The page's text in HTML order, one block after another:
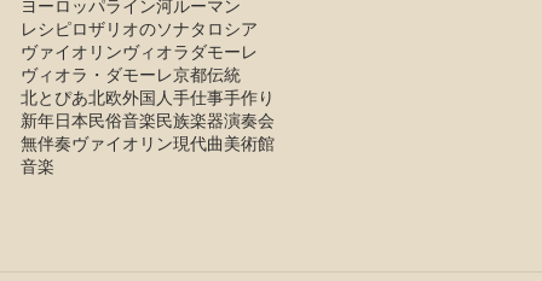
ヨーロッパライン河ルーマン
レシピロザリオのソナタ ロシア
ヴァイオリンヴィオラダモーレ
ヴィオラ・ダモーレ京都伝統
北とぴあ北欧外国人手仕事手作り
新年日本民俗音楽民族楽器演奏会
無伴奏ヴァイオリン現代曲美術館
音楽